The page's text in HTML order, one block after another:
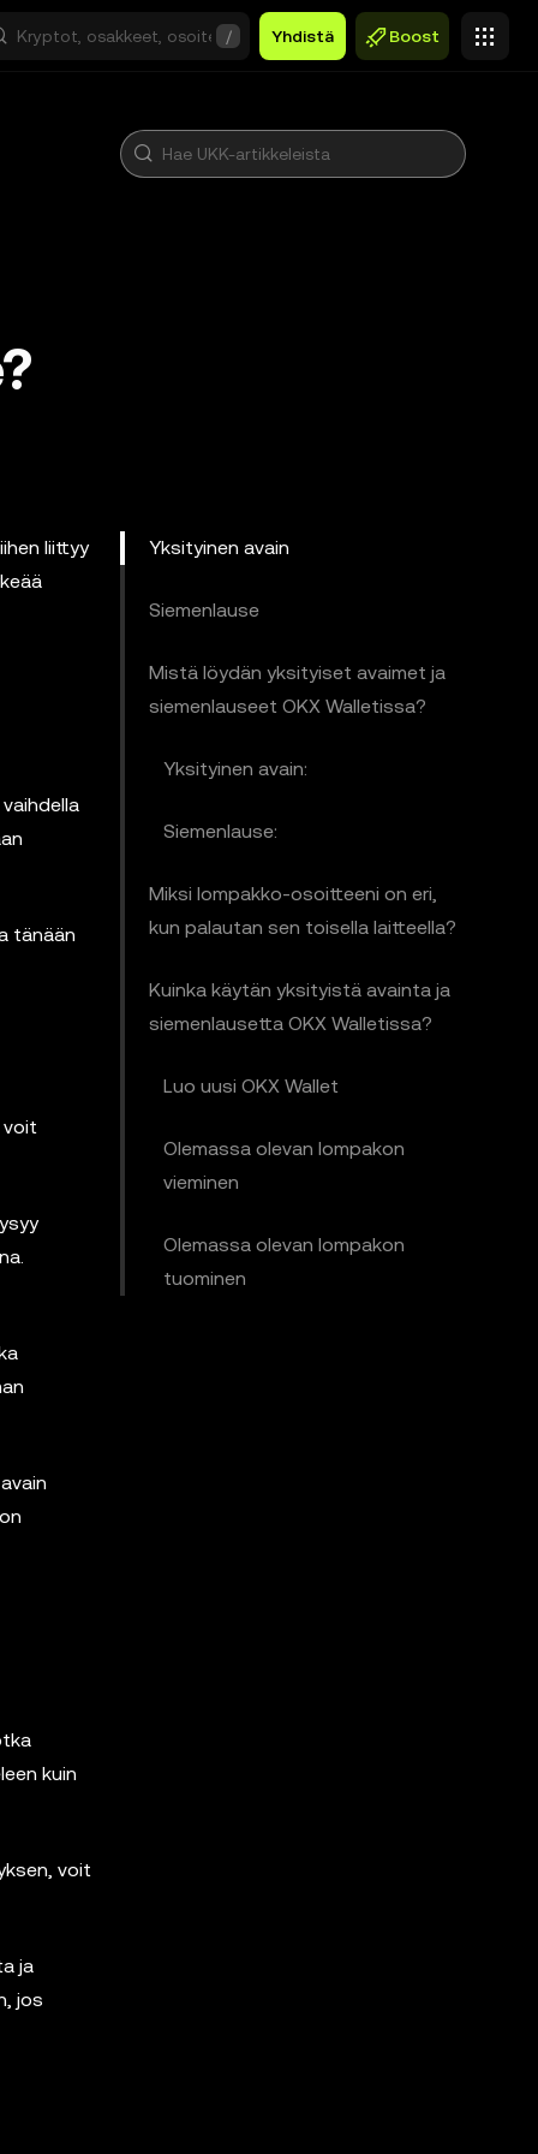
/ Yhdistä Boost
liittyy
tänään
voit
kuin
voit
ja
jos
Yksityinen avain
Siemenlause
Mistä löydän yksityiset avaimet ja
siemenlauseet OKX Walletissa?
Yksityinen avain:
Siemenlause:
Miksi lompakko-osoitteeni on eri,
kun palautan sen toisella laitteella?
Kuinka käytän yksityistä avainta ja
siemenlausetta OKX Walletissa?
Luo uusi OKX Wallet
Olemassa olevan lompakon
vieminen
Olemassa olevan lompakon
tuominen